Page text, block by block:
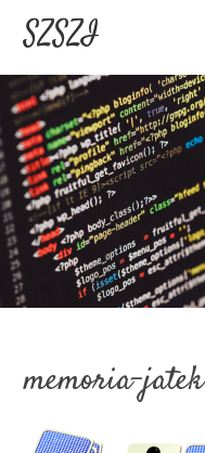
SZSZI
memoria-jatek